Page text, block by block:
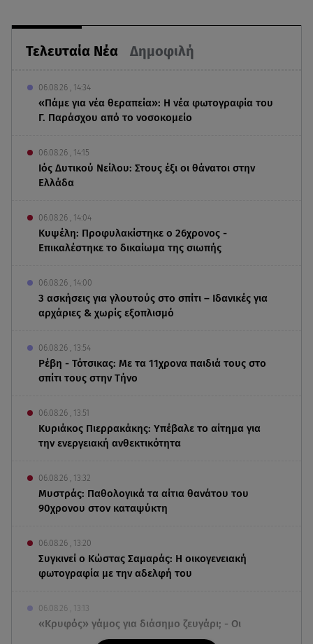
Τελευταία Νέα Δημοφιλή
06.08.26 , 14:34
«Πάμε για νέα θεραπεία»: Η νέα φωτογραφία του
Γ. Παράσχου από το νοσοκομείο
06.08.26 , 14:15
Ιός Δυτικού Νείλου: Στους έξι οι θάνατοι στην
Ελλάδα
06.08.26 , 14:04
Κυψέλη: Προφυλακίστηκε ο 26χρονος -
Επικαλέστηκε το δικαίωμα της σιωπής
06.08.26 , 14:00
3 ασκήσεις για γλουτούς στο σπίτι – Ιδανικές για
αρχάριες & χωρίς εξοπλισμό
06.08.26 , 13:54
Ρέβη - Τότσικας: Με τα 11χρονα παιδιά τους στο
σπίτι τους στην Τήνο
06.08.26 , 13:51
Κυριάκος Πιερρακάκης: Υπέβαλε το αίτημα για
την ενεργειακή ανθεκτικότητα
06.08.26 , 13:32
Μυστράς: Παθολογικά τα αίτια θανάτου του
90χρονου στον καταψύκτη
06.08.26 , 13:20
Συγκινεί ο Κώστας Σαμαράς: Η οικογενειακή
φωτογραφία με την αδελφή του
06.08.26 , 13:13
«Κρυφός» γάμος για διάσημο ζευγάρι; - Οι
φωτογραφίες με τις βέρες